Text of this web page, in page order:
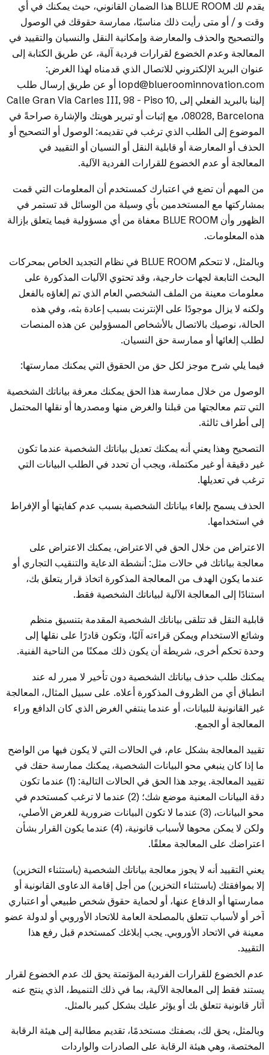
يقدم لك BLUE ROOM هذا الضمان القانوني، حيث يمكنك في أي
وقت و / أو متى رأيت ذلك مناسبًا، ممارسة حقوقك في الوصول
والتصحيح والحذف والمعارضة وإمكانية النقل والنسيان والتقييد في
المعالجة وعدم الخضوع لقرارات فردية آلية، عن طريق الكتابة إلى
عنوان البريد الإلكتروني للاتصال الذي قدمناه لهذا الغرض:
lopd@blueroominnovation.com أو عن طريق إرسال طلب
إلينا بالبريد الفعلي إلى Calle Gran Via Carles III, 98 - Piso 10,
08028, Barcelona، مع إثبات أو تبرير هويتك والإشارة صراحةً في
الموضوع إلى الطلب الذي ترغب في تقديمه: الوصول أو التصحيح أو
الحذف أو المعارضة أو قابلية النقل أو النسيان أو التقييد في
المعالجة أو عدم الخضوع للقرارات الفردية الآلية.
من المهم أن تضع في اعتبارك كمستخدم أن المعلومات التي قمت
بمشاركتها مع المستخدمين بأي وسيلة من الوسائل قد تستمر في
الظهور وأن BLUE ROOM معفاة من أي مسؤولية فيما يتعلق بإزالة
هذه المعلومات.
وبالمثل، لا تتحكم BLUE ROOM في نظام التجديد الخاص بمحركات
البحث التابعة لجهات خارجية، وقد تحتوي الآليات المذكورة على
معلومات معينة من الملف الشخصي العام الذي تم إلغاؤه بالفعل
ولكنه لا يزال موجودًا على الإنترنت بسبب إعادة بثه، وفي هذه
الحالة، نوصيك بالاتصال بالأشخاص المسؤولين عن هذه المنصات
لطلب إلغائها أو ممارسة حق النسيان.
فيما يلي شرح موجز لكل حق من الحقوق التي يمكنك ممارستها:
الوصول من خلال ممارسة هذا الحق يمكنك معرفة بياناتك الشخصية
التي تتم معالجتها من قبلنا والغرض منها ومصدرها أو نقلها المحتمل
إلى أطراف ثالثة.
التصحيح وهذا يعني أنه يمكنك تعديل بياناتك الشخصية عندما تكون
غير دقيقة أو غير مكتملة، ويجب أن تحدد في الطلب البيانات التي
ترغب في تعديلها.
الحذف يسمح بإلغاء بياناتك الشخصية بسبب عدم كفايتها أو الإفراط
في استخدامها.
الاعتراض من خلال الحق في الاعتراض، يمكنك الاعتراض على
معالجة بياناتك في حالات مثل: أنشطة الدعاية والتنقيب التجاري أو
عندما يكون الهدف من المعالجة المذكورة اتخاذ قرار يتعلق بك،
استنادًا إلى المعالجة الآلية لبياناتك الشخصية فقط.
قابلية النقل قد تتلقى بياناتك الشخصية المقدمة بتنسيق منظم
وشائع الاستخدام ويمكن قراءته آليًا، وتكون قادرًا على نقلها إلى
وحدة تحكم أخرى، شريطة أن يكون ذلك ممكنًا من الناحية الفنية.
يمكنك طلب حذف بياناتك الشخصية دون تأخير لا مبرر له عند
انطباق أي من الظروف المذكورة أعلاه. على سبيل المثال، المعالجة
غير القانونية للبيانات، أو عندما ينتفي الغرض الذي كان الدافع وراء
المعالجة أو الجمع.
تقييد المعالجة بشكل عام، في الحالات التي لا يكون فيها من الواضح
ما إذا كان ينبغي محو البيانات الشخصية، يمكنك ممارسة حقك في
تقييد المعالجة. يوجد هذا الحق في الحالات التالية: (1) عندما تكون
دقة البيانات المعنية موضع شك؛ (2) عندما لا ترغب كمستخدم في
محو البيانات، (3) عندما لا تكون البيانات ضرورية للغرض الأصلي،
ولكن لا يمكن محوها لأسباب قانونية، (4) عندما يكون القرار بشأن
اعتراضك على المعالجة معلقًا.
يعني التقييد أنه لا يجوز معالجة بياناتك الشخصية (باستثناء التخزين)
إلا بموافقتك (باستثناء التخزين) من أجل إقامة الدعاوى القانونية أو
ممارستها أو الدفاع عنها، أو لحماية حقوق شخص طبيعي أو اعتباري
آخر أو لأسباب تتعلق بالمصلحة العامة للاتحاد الأوروبي أو لدولة عضو
معينة في الاتحاد الأوروبي. يجب إبلاغك كمستخدم قبل رفع هذا
التقييد.
عدم الخضوع للقرارات الفردية المؤتمتة يحق لك عدم الخضوع لقرار
يستند فقط إلى المعالجة الآلية، بما في ذلك التنميط، الذي ينتج عنه
آثار قانونية تتعلق بك أو يؤثر عليك بشكل كبير بالمثل.
وبالمثل، يحق لك، بصفتك مستخدمًا، تقديم مطالبة إلى هيئة الرقابة
المختصة، وهي هيئة الرقابة على الصادرات والواردات
من بيانات منتج متفرقة إلى جواز سفر رقمي للمنتج
جاهز العمل في 4 أشهر
تعرف على ايزي تراك